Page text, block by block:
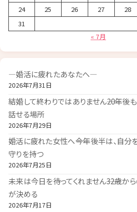
24
25 26 27 28
31
« 7月
―婚活に疲れたあなたへ―
2026年7月31日
結婚して終わりではありません――20年後
話せる場所
2026年7月29日
婚活に疲れた女性へ――今年後半は、自分
守りを持つ
2026年7月25日
未来は今日を待ってくれません――32歳か
が決める
2026年7月17日